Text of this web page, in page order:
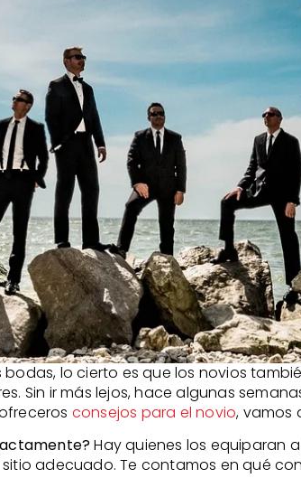
lo cierto es que los novios
Sin ir más lejos, hace algunas
consejos para el novio, vamos
Hay quienes los equiparan
adecuado. Te contamos en qué